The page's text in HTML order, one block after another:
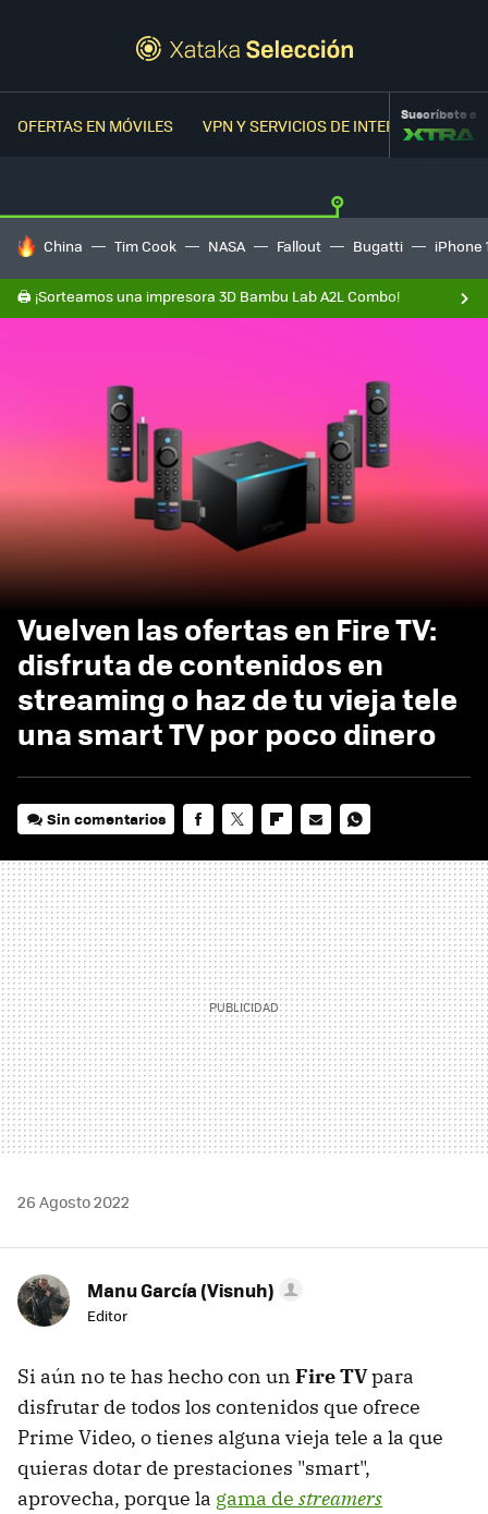
OFERTAS EN MÓVILES VPN Y SERVICIOS DE INTERNETSuscríbete a
HOY SE HABLA DE
China Tim Cook NASA Fallout Bugatti iPhone
🖨️ ¡Sorteamos una impresora 3D Bambu Lab A2L Combo!
Vuelven las ofertas en Fire TV:
disfruta de contenidos en
streaming o haz de tu vieja tele
una smart TV por poco dinero
Sin comentarios
MAIL
26 Agosto 2022
Manu García (Visnuh)
Editor
Si aún no te has hecho con un Fire TVpara
disfrutar de todos los contenidos que ofrece
Prime Video, o tienes alguna vieja tele a la que
quieras dotar de prestaciones "smart",
aprovecha, porque la gama de streamers